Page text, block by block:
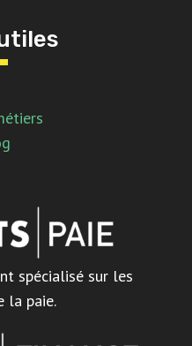
spécialisé sur les
la paie.